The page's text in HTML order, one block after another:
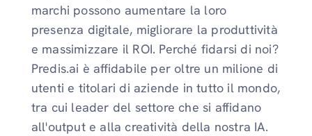
marchi possono aumentare la loro
presenza digitale, migliorare la produttività
e massimizzare il ROI. Perché fidarsi di noi?
Predis.ai è affidabile per oltre un milione di
utenti e titolari di aziende in tutto il mondo,
tra cui leader del settore che si affidano
all'output e alla creatività della nostra IA.